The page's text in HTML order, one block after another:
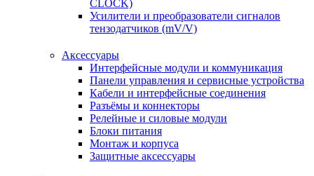
CLOCK)
Усилители и преобразователи сигналов
тензодатчиков (mV/V)
Аксессуары
Интерфейсные модули и коммуникация
Панели управления и сервисные устройства
Кабели и интерфейсные соединения
Разъёмы и коннекторы
Релейные и силовые модули
Блоки питания
Монтаж и корпуса
Защитные аксессуары